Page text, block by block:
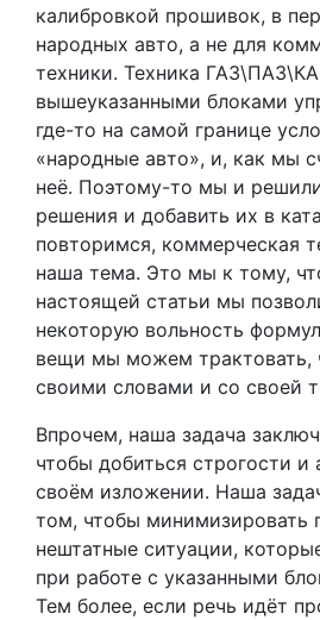
калибровкой прошивок, в
народных авто, а не для
техники. Техника
вышеуказанными блоками
где-то на самой границе
«народные авто», и, как мы
неё. Поэтому-то мы и
решения и добавить их в
повторимся, коммерческая
наша тема. Это мы к тому,
настоящей статьи мы
некоторую вольность
вещи мы можем трактовать,
своими словами и со своей
Впрочем, наша задача
чтобы добиться строгости и
своём изложении. Наша
том, чтобы минимизировать
нештатные ситуации,
при работе с указанными
Тем более, если речь идёт